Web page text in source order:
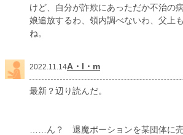
けど、自分が詐欺にあっただか不治の
娘追放するわ、領内調べないわ、父上
ね。
2022.11.14A・l・m
最新？辺り読んだ。
……ん？ 退魔ポーションを某団体に